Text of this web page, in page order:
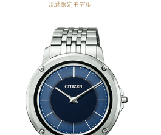
流通限定モデル